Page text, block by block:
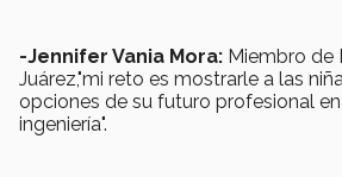
-Jennifer Vania Mora: Miembro de
Juárez,"mi reto es mostrarle a las
opciones de su futuro profesional
ingeniería".